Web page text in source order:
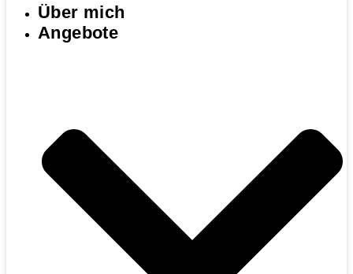
Über mich
Angebote